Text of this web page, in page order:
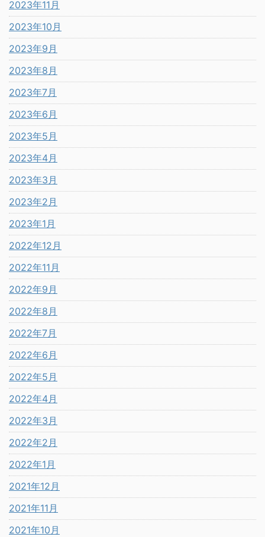
2023年11月
2023年10月
2023年9月
2023年8月
2023年7月
2023年6月
2023年5月
2023年4月
2023年3月
2023年2月
2023年1月
2022年12月
2022年11月
2022年9月
2022年8月
2022年7月
2022年6月
2022年5月
2022年4月
2022年3月
2022年2月
2022年1月
2021年12月
2021年11月
2021年10月